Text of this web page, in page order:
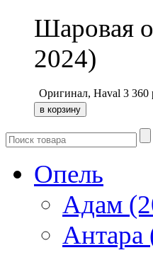
Шаровая
2024)
Оригинал, Haval 3 360
Опель
Адам
Антара